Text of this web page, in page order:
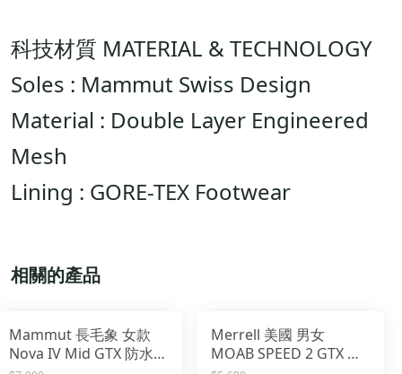
科技材質 MATERIAL & TECHNOLOGY
Soles : Mammut Swiss Design
Material : Double Layer Engineered
Mesh
Lining : GORE-TEX Footwear
相關的產品
Mammut 長毛象 女款
Nova IV Mid GTX 防水
Merrell 美國 男女
MOAB SPEED 2 GTX 防